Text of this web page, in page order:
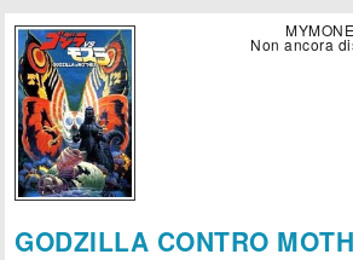
Non ancora
GODZILLA CONTRO